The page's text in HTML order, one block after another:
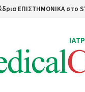
ΕΠΙΣΤΗΜΟΝΙΚΑ στο